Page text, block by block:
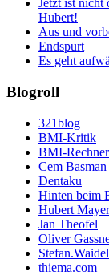
Jetzt ist nicht
Hubert!
Aus und
Endspurt
Es geht
Blogroll
321blog
BMI-Kritik
BMI-
Cem Basman
Dentaku
Hinten beim
Hubert
Jan Theofel
Oliver
thiema.com